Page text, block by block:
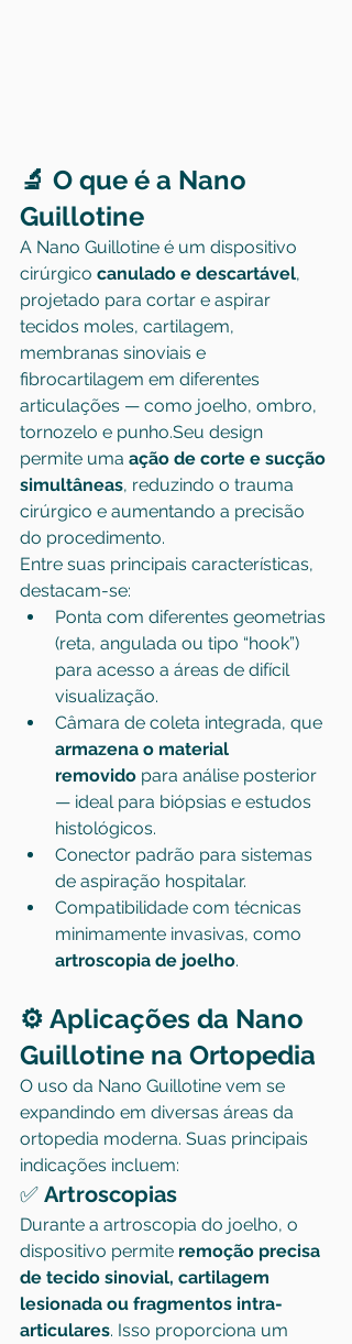
🔬 O que é a Nano
Guillotine
A Nano Guillotine é um dispositivo
cirúrgico canulado e descartável,
projetado para cortar e aspirar
tecidos moles, cartilagem,
membranas sinoviais e
fibrocartilagem em diferentes
articulações — como joelho, ombro,
tornozelo e punho.Seu design
permite uma ação de corte e sucção
simultâneas, reduzindo o trauma
cirúrgico e aumentando a precisão
do procedimento.
Entre suas principais características,
destacam-se:
Ponta com diferentes geometrias
(reta, angulada ou tipo “hook”)
para acesso a áreas de difícil
visualização.
Câmara de coleta integrada, que
armazena o material
removido para análise posterior
— ideal para biópsias e estudos
histológicos.
Conector padrão para sistemas
de aspiração hospitalar.
Compatibilidade com técnicas
minimamente invasivas, como
artroscopia de joelho.
⚙️ Aplicações da Nano
Guillotine na Ortopedia
O uso da Nano Guillotine vem se
expandindo em diversas áreas da
ortopedia moderna. Suas principais
indicações incluem:
✅ Artroscopias
Durante a artroscopia do joelho, o
dispositivo permite remoção precisa
de tecido sinovial, cartilagem
lesionada ou fragmentos intra-
articulares. Isso proporciona um